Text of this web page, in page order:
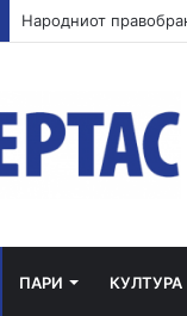
Институции без
ПАРИ КУЛТУРА